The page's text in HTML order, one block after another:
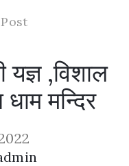
,विशाल
मन्दिर